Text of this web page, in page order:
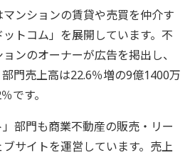
ンションの賃貸や売買を仲介す
トコム」を展開しています。不
ンのオーナーが広告を掲出し、
門売上高は22.6％増の9億1400万
です。
部門も商業不動産の販売・リー
サイトを運営しています。売上